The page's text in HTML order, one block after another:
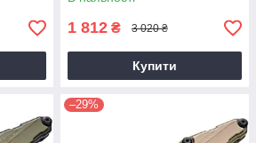
1 812 ₴ 3 020 ₴
Купити
–29%